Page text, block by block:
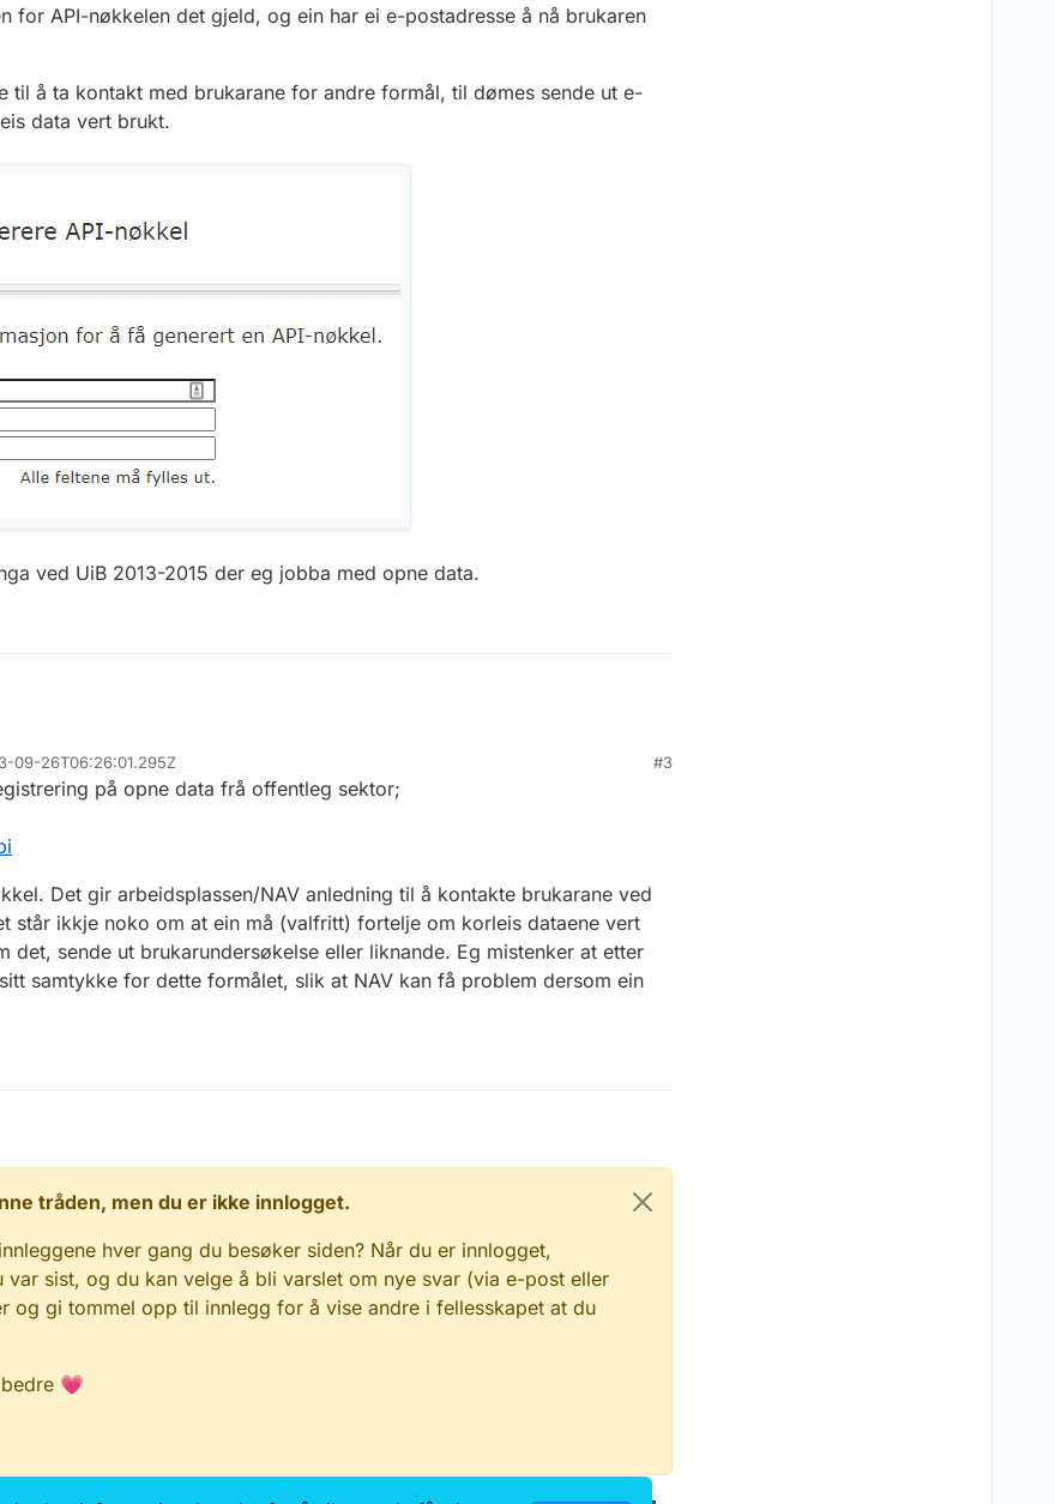
for API-nøkkelen det gjeld, og ein har ei e-postadresse å nå brukaren
til å ta kontakt med brukarane for andre formål, til dømes sende ut e-
data vert brukt.
ved UiB 2013-2015 der eg jobba med opne data.
09-26T06:26:01.295Z #3
på opne data frå offentleg sektor;
Det gir arbeidsplassen/NAV anledning til å kontakte brukarane ved
står ikkje noko om at ein må (valfritt) fortelje om korleis dataene vert
det, sende ut brukarundersøkelse eller liknande. Eg mistenker at etter
samtykke for dette formålet, slik at NAV kan få problem dersom ein
tråden, men du er ikke innlogget.
hver gang du besøker siden? Når du er innlogget,
sist, og du kan velge å bli varslet om nye svar (via e-post eller
og gi tommel opp til innlegg for å vise andre i fellesskapet at du
💗